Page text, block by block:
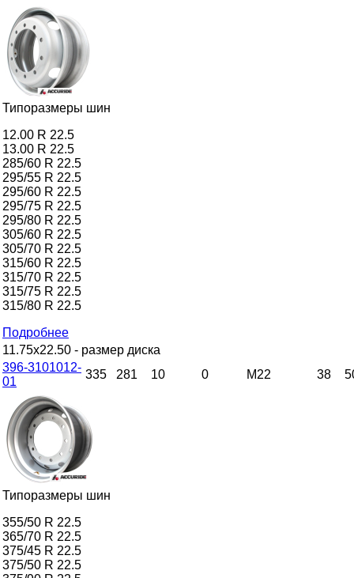
Типоразмеры шин
12.00 R 22.5
13.00 R 22.5
285/60 R 22.5
295/55 R 22.5
295/60 R 22.5
295/75 R 22.5
295/80 R 22.5
305/60 R 22.5
305/70 R 22.5
315/60 R 22.5
315/70 R 22.5
315/75 R 22.5
315/80 R 22.5
Подробнее
11.75x22.50 - размер диска
396-3101012-
01
335 281 10 0 M22 38
Типоразмеры шин
355/50 R 22.5
365/70 R 22.5
375/45 R 22.5
375/50 R 22.5